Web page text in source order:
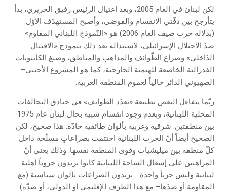
لكن لبنان في العام 2005، وبعد اغتيال الرئيس رفيق الحريري، بدأ
يتأرجح بين دفّتي الانقسام والفوضى، وأصبح المستهدَف الأوّل
(بدلالة حرب صيف العام 2006) هو «النّموذج اللبناني المقاوم»
ضدّ الاحتلال الإسرائيلي، لاستبداله بعد ذلك بنموذج «الاقتتال
الدّاخلي» وصراع الطّوائف والمذاهب والمناطق، وصيغ الكانتونات
الفدرالية الخاضعة للهيمنة الخارجية، كما هو المشروع الأجنبي–
الصهيوني الدائر حالياً لعموم المنطقة العربية.
ربّما يتفاءل البعض بطبيعة «تعدّد الطوائف» في خنادق التحالفات
المحلية اللبنانية، وبعدم وجود انقسام شبيه بحال لبنان عام 1975
بين منطقتين: شرقية وغربية بألوان طائفية حادّة. هذا صحيح، لكن
الصحيح أيضاً أنّ الحرب اللبنانية اختتمت بصراعاتٍ مسلّحة داخل
كلّ منطقة بين ميليشيات وقوى المنطقة نفسها. وذلك يعني أنّ
المراهنين على إشعال الساحة اللبنانية كانوا يريدون حروباً أهلية
لبنانية وليس حرباً واحدة .. يريدون الصراعات بألوان سياسية (مع
المقاومة أو ضدّها– مع هذا الطرف الإقليمي أو الدولي، أو ضدّه)